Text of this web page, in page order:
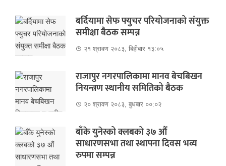
बर्दियामा सेफ फ्युचर परियोजनाको संयुक्त
समीक्षा बैठक सम्पन्न
२१ श्रावण २०८३, बिहीबार १३:०५
राजापुर नगरपालिकामा मानव बेचबिखन
नियन्त्रण स्थानीय समितिको बैठक
२० श्रावण २०८३, बुधबार ००:०२
बाँके युनेस्को क्लबको ३७ औं
साधारणसभा तथा स्थापना दिवस भव्य
रुपमा सम्पन्न